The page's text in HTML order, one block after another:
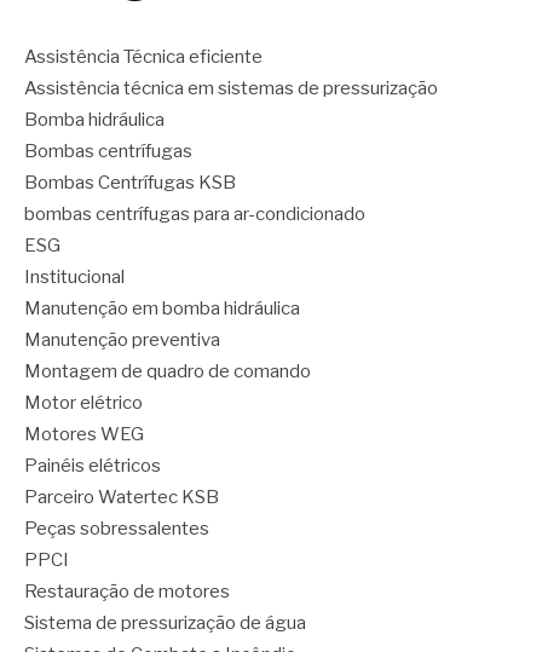
Assistência Técnica eficiente
Assistência técnica em sistemas de pressurização
Bomba hidráulica
Bombas centrífugas
Bombas Centrífugas KSB
bombas centrífugas para ar-condicionado
ESG
Institucional
Manutenção em bomba hidráulica
Manutenção preventiva
Montagem de quadro de comando
Motor elétrico
Motores WEG
Painéis elétricos
Parceiro Watertec KSB
Peças sobressalentes
PPCI
Restauração de motores
Sistema de pressurização de água